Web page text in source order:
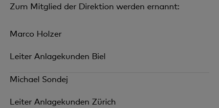
Zum Mitglied der Direktion werden ernannt:
Marco Holzer
Leiter Anlagekunden Biel
Michael Sondej
Leiter Anlagekunden Zürich